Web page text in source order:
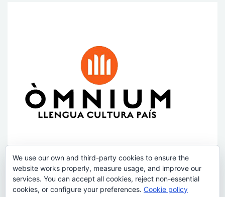
We use our own and third-party cookies to ensure the
website works properly, measure usage, and improve our
services. You can accept all cookies, reject non-essential
cookies, or configure your preferences. Cookie policy